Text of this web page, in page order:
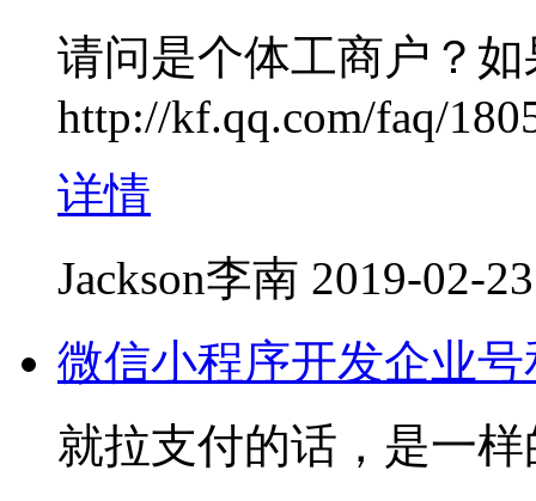
请问是个体工商户？
http://kf.qq.com/faq/
详情
Jackson李南 2019-02-
微信小程序开发企业
就拉支付的话，是一样